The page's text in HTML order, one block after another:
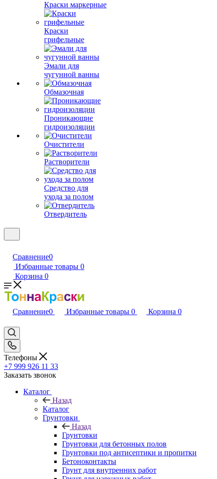
Краски маркерные
Краски
грифельные
Эмали для
чугунной ванны
Обмазочная
Проникающие
гидроизоляции
Очистители
Растворители
Средство для
ухода за полом
Отвердитель
Сравнение0
Избранные товары 0
Корзина 0
Сравнение0 Избранные товары 0 Корзина 0
Телефоны
+7 999 926 11 33
Заказать звонок
Каталог
Назад
Каталог
Грунтовки
Назад
Грунтовки
Грунтовки для бетонных полов
Грунтовки под антисептики и пропитки
Бетоноконтакты
Грунт для внутренних работ